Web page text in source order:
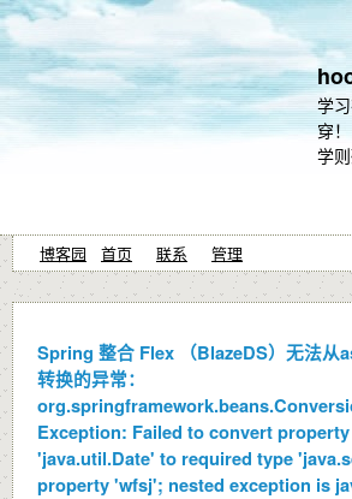
学
穿
学则
博客园 首页 联系 管理
Spring 整合 Flex （BlazeDS）无法从
转换的异常：
Exception: Failed to convert
'java.util.Date' to required type
property 'wfsj'; nested exception is